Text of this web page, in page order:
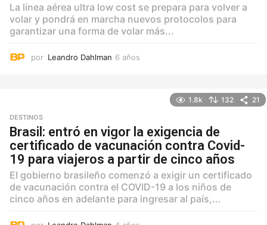
La línea aérea ultra low cost se prepara para volver a
volar y pondrá en marcha nuevos protocolos para
garantizar una forma de volar más...
por Leandro Dahlman 6 años
1.8k 132 21
DESTINOS
Brasil: entró en vigor la exigencia de
certificado de vacunación contra Covid-
19 para viajeros a partir de cinco años
El gobierno brasileño comenzó a exigir un certificado
de vacunación contra el COVID-19 a los niños de
cinco años en adelante para ingresar al país,...